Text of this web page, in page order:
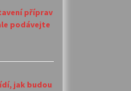
příprav
podávejte
jak budou